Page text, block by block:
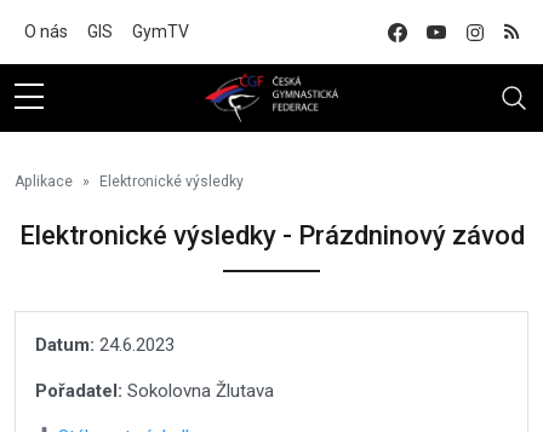
O nás GIS GymTV
Aplikace Elektronické výsledky
Elektronické výsledky - Prázdninový závod
Datum: 24.6.2023
Pořadatel: Sokolovna Žlutava